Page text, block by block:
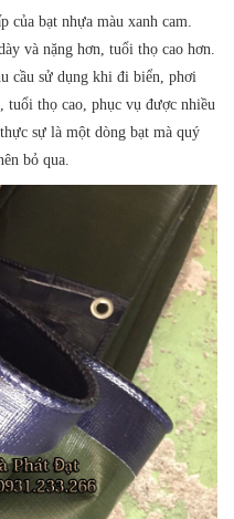
của bạt nhựa màu xanh cam.
và nặng hơn, tuổi thọ cao hơn.
cầu sử dụng khi đi biển, phơi
tuổi thọ cao, phục vụ được nhiều
sự là một dòng bạt mà quý
bỏ qua.